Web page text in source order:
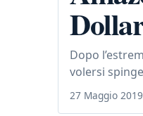
Dopo
volersi
27 Maggio 2019